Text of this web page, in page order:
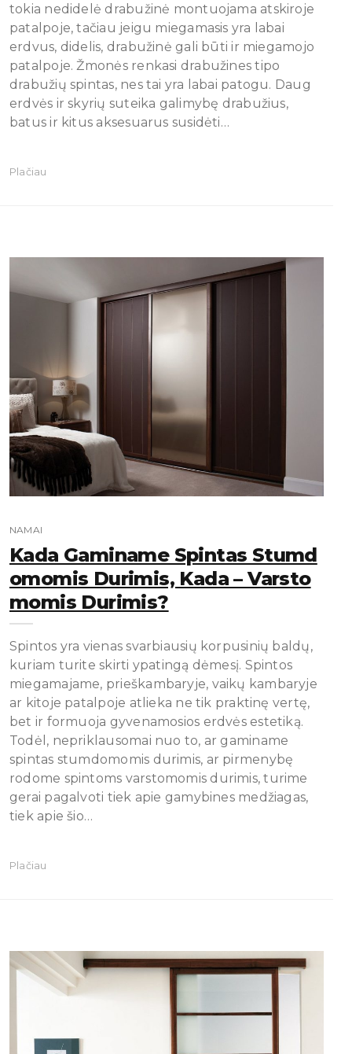
tokia nedidelė drabužinė montuojama atskiroje
patalpoje, tačiau jeigu miegamasis yra labai
erdvus, didelis, drabužinė gali būti ir miegamojo
patalpoje. Žmonės renkasi drabužines tipo
drabužių spintas, nes tai yra labai patogu. Daug
erdvės ir skyrių suteika galimybę drabužius,
batus ir kitus aksesuarus susidėti…
Plačiau
NAMAI
Kada Gaminame Spintas Stumd
Omomis Durimis, Kada – Varsto
Momis Durimis?
Spintos yra vienas svarbiausių korpusinių baldų,
kuriam turite skirti ypatingą dėmesį. Spintos
miegamajame, prieškambaryje, vaikų kambaryje
ar kitoje patalpoje atlieka ne tik praktinę vertę,
bet ir formuoja gyvenamosios erdvės estetiką.
Todėl, nepriklausomai nuo to, ar gaminame
spintas stumdomomis durimis, ar pirmenybę
rodome spintoms varstomomis durimis, turime
gerai pagalvoti tiek apie gamybines medžiagas,
tiek apie šio…
Plačiau